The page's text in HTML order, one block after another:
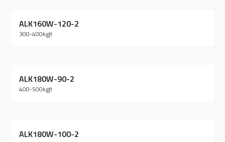
ALK160W-120-2
300-400kg|t
ALK180W-90-2
400-500kg|t
ALK180W-100-2